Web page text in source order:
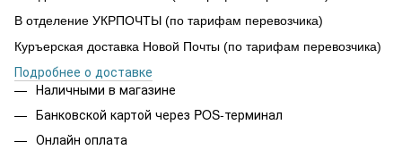
В отделение УКРПОЧТЫ (по тарифам перевозчика)
Куръерская доставка Новой Почты (по тарифам перевозчика)
Подробнее о доставке
Наличными в магазине
Банковской картой через POS-терминал
Онлайн оплата